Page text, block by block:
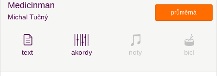
Medicinman
Michal Tučný
průměrná
text akordy noty bicí